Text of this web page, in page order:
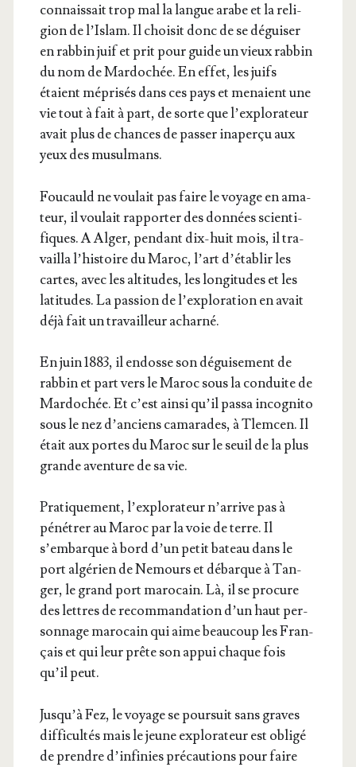
connais­sait trop mal la langue arabe et la reli­
gion de l’Is­lam. Il choi­sit donc de se dégui­ser
en rab­bin juif et prit pour guide un vieux rab­bin
du nom de Mar­do­chée. En effet, les juifs
étaient mépri­sés dans ces pays et menaient une
vie tout à fait à part, de sorte que l’ex­plo­ra­teur
avait plus de chances de pas­ser inaper­çu aux
yeux des musulmans.
Fou­cauld ne vou­lait pas faire le voyage en ama­
teur, il vou­lait rap­por­ter des don­nées scien­ti­
fiques. A Alger, pen­dant dix-huit mois, il tra­
vailla l’his­toire du Maroc, l’art d’é­ta­blir les
cartes, avec les alti­tudes, les lon­gi­tudes et les
lati­tudes. La pas­sion de l’ex­plo­ra­tion en avait
déjà fait un tra­vailleur acharné.
En juin 1883, il endosse son dégui­se­ment de
rab­bin et part vers le Maroc sous la conduite de
Mar­do­chée. Et c’est ain­si qu’il pas­sa inco­gni­to
sous le nez d’an­ciens cama­rades, à Tlem­cen. Il
était aux portes du Maroc sur le seuil de la plus
grande aven­ture de sa vie.
Pra­ti­que­ment, l’ex­plo­ra­teur n’ar­rive pas à
péné­trer au Maroc par la voie de terre. Il
s’embarque à bord d’un petit bateau dans le
port algé­rien de Nemours et débarque à Tan­
ger, le grand port maro­cain. Là, il se pro­cure
des lettres de recom­man­da­tion d’un haut per­
son­nage maro­cain qui aime beau­coup les Fran­
çais et qui leur prête son appui chaque fois
qu’il peut.
Jus­qu’à Fez, le voyage se pour­suit sans graves
dif­fi­cul­tés mais le jeune explo­ra­teur est obli­gé
de prendre d’in­fi­nies pré­cau­tions pour faire